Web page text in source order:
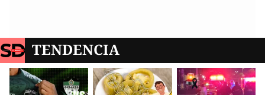
TENDENCIA